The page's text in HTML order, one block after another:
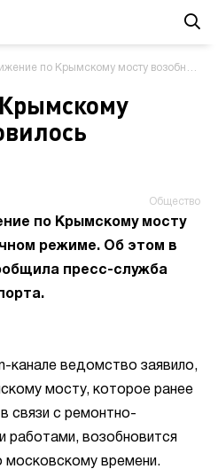
по Крымскому мосту возобновилось
Общество
по Крымскому мосту
режиме. Об этом в
пресс-служба
канале ведомство заявило,
мосту, которое ранее
связи с ремонтно-
работами, возобновится
московскому времени.